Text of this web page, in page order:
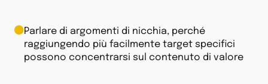
Parlare di argomenti di nicchia, perché
raggiungendo più facilmente target specifici
possono concentrarsi sul contenuto di valore